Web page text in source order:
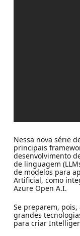
Nessa nova série
principais
desenvolvimento
de linguagem
de modelos para
Artificial, como
Azure Open A.I.
Se preparem,
grandes
para criar